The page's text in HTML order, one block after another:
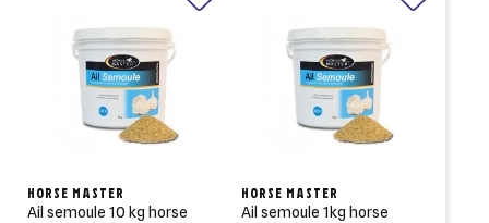
HORSE MASTER
ail semoule 10 kg horse
HORSE MASTER
ail semoule 1kg horse